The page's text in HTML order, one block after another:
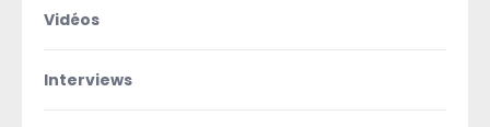
Vidéos
Interviews